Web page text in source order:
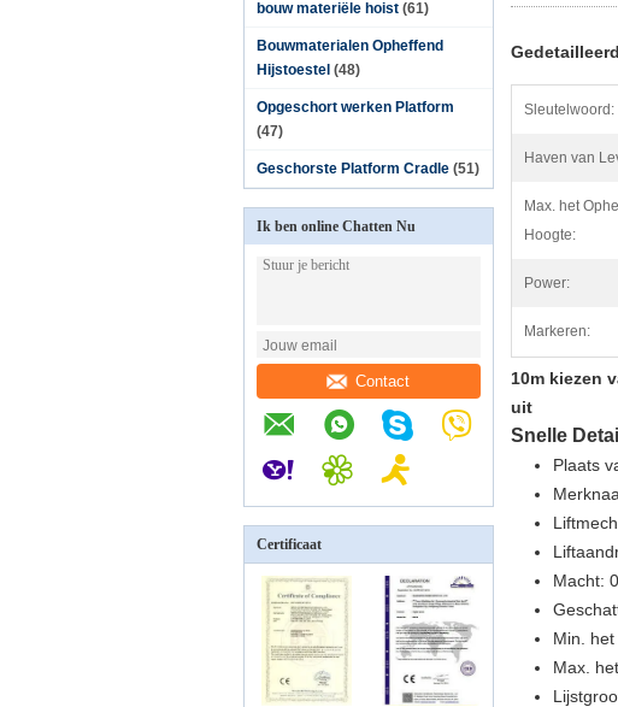
bouw materiële hoist (61)
Bouwmaterialen Opheffend
Hijstoestel (48)
Opgeschort werken Platform
(47)
Geschorste Platform Cradle (51)
Ik ben online Chatten Nu
Contact
Certificaat
Sleutelwoord:
Haven van
Max. het
Hoogte:
Power:
Markeren:
10m kiezen
uit
Snelle
Plaats
Macht:
Min.
Max.